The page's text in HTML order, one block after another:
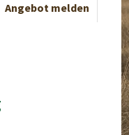
Angebot melden